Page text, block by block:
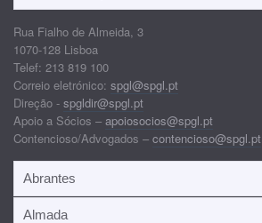
Rua Fialho de Almeida, 3
1070-128 Lisboa
Telef: 213 819 100
Correio eletrónico: spgl@spgl.pt
Direção - spgldir@spgl.pt
Apoio a Sócios – apoiosocios@spgl.pt
Contencioso/Advogados – contencioso@spgl.pt
Abrantes
Almada